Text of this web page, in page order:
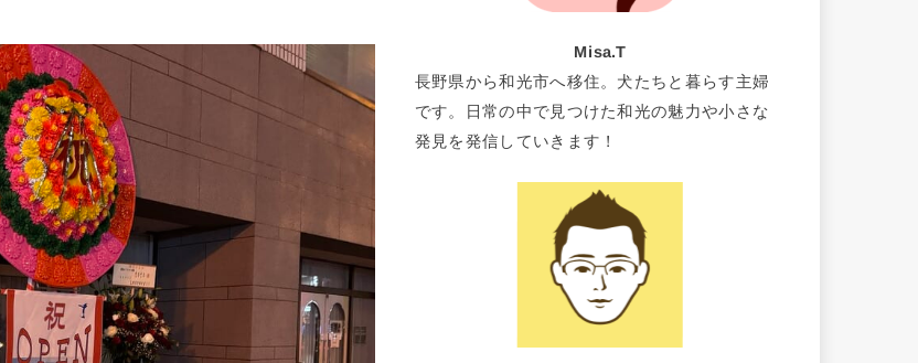
Misa.T
長野県から和光市へ移住。犬たちと暮らす主婦
です。日常の中で見つけた和光の魅力や小さな
発見を発信していきます！